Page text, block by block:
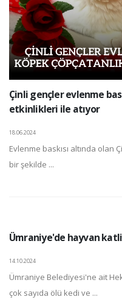
Çinli gençler evlenme
etkinlikleri ile atıyor
18.06.2024
Evlenme baskısı altında olan
bir şekilde ...
Ümraniye'de hayvan
14.10.2024
Ümraniye Belediyesi'ne ait
çok sayıda ölü kedi ve ...